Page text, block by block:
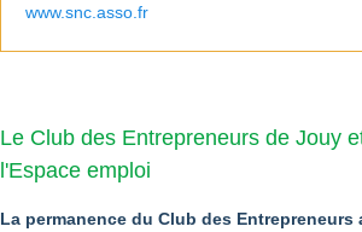
www.snc.asso.fr
Le Club des Entrepreneurs de Jouy
l'Espace emploi
La permanence du Club des